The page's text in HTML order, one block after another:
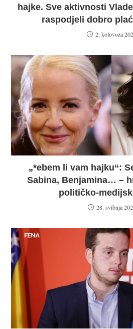
hajke. Sve aktivnosti
raspodjeli dobro
2. kolovoza
„*ebem li vam hajku“:
Sabina, Benjamina… –
političko-
28. svibnja